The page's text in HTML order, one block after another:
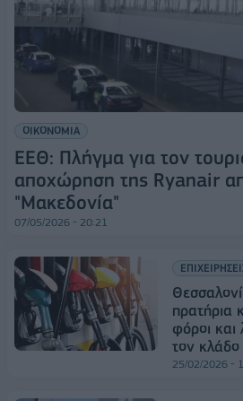
ΟΙΚΟΝΟΜΙΑ
ΕΕΘ: Πλήγμα για τον
αποχώρηση της Ryanair
"Μακεδονία"
07/05/2026 - 20:21
πρατήρια
φόροι και
τον κλάδο
25/02/2026 -